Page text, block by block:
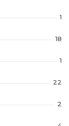
1
18
1
22
2